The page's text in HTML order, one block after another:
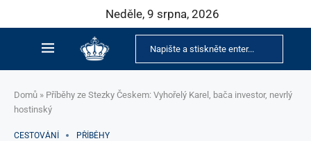
Neděle, 9 srpna, 2026
Domů » Příběhy ze Stezky Českem: Vyhořelý Karel, bača investor, nevrlý
hostinský
CESTOVÁNÍ PŘÍBĚHY